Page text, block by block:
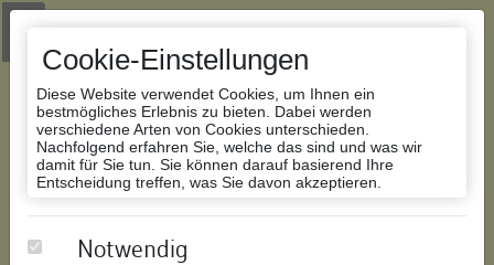
Cookie-Einstellungen
Diese Website verwendet Cookies, um Ihnen ein
bestmögliches Erlebnis zu bieten. Dabei werden
verschiedene Arten von Cookies unterschieden.
Nachfolgend erfahren Sie, welche das sind und was wir
damit für Sie tun. Sie können darauf basierend Ihre
Entscheidung treffen, was Sie davon akzeptieren.
Notwendig
Zur Navigation springen
Zum Inhalt der Website springen
Datenbank Bauforschung/Restaurierung